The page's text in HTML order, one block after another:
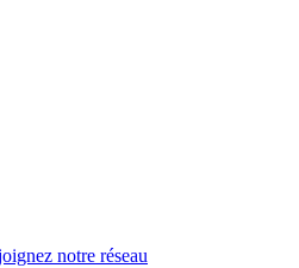
notre réseau